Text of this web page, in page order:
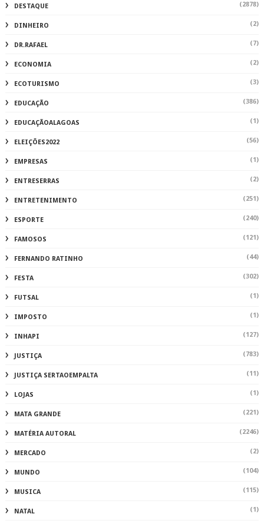
DESTAQUE (2878)
DINHEIRO (2)
DR.RAFAEL (7)
ECONOMIA (2)
ECOTURISMO (3)
EDUCAÇÃO (386)
EDUCAÇÃOALAGOAS (1)
ELEIÇÕES2022 (56)
EMPRESAS (1)
ENTRESERRAS (2)
ENTRETENIMENTO (251)
ESPORTE (240)
FAMOSOS (121)
FERNANDO RATINHO (44)
FESTA (302)
FUTSAL (1)
IMPOSTO (1)
INHAPI (127)
JUSTIÇA (783)
JUSTIÇA SERTAOEMPALTA (11)
LOJAS (1)
MATA GRANDE (221)
MATÉRIA AUTORAL (2246)
MERCADO (2)
MUNDO (104)
MUSICA (115)
NATAL (1)